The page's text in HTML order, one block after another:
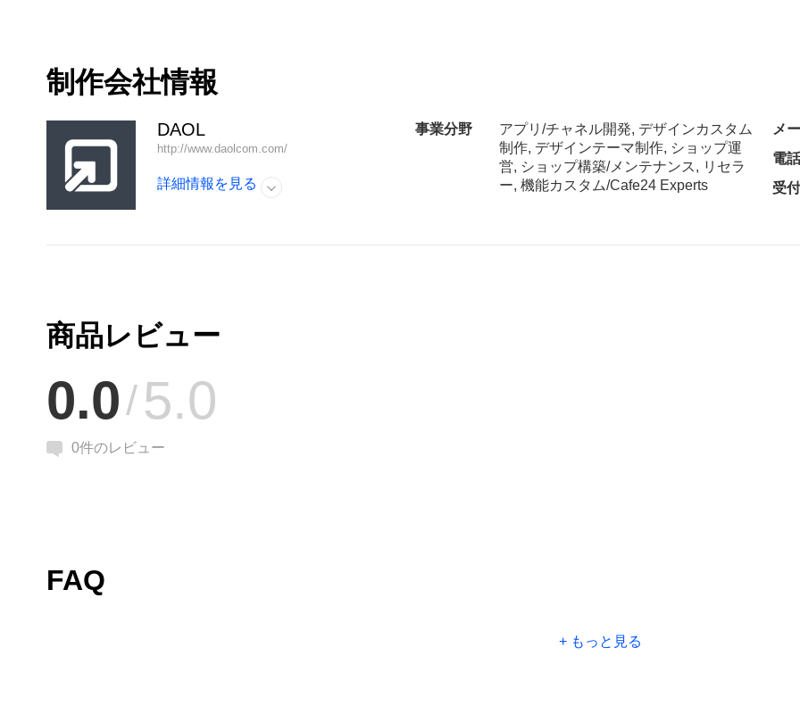
制作会社情報
DAOL
http://www.daolcom.com/
詳細情報を見る
事業分野
アプリ/チャネル開発, デザインカスタム
制作, デザインテーマ制作, ショップ運
営, ショップ構築/メンテナンス, リセラ
ー, 機能カスタム/Cafe24 Experts
メ
電
受
商品レビュー
0.0 5.0
0件のレビュー
FAQ
もっと見る